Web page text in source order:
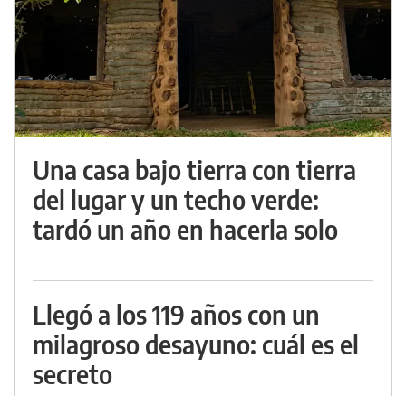
Una casa bajo tierra con tierra
del lugar y un techo verde:
tardó un año en hacerla solo
Llegó a los 119 años con un
milagroso desayuno: cuál es el
secreto